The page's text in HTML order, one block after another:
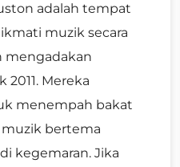
adalah tempat
muzik secara
mengadakan
Mereka
menempah bakat
bertema
kegemaran. Jika